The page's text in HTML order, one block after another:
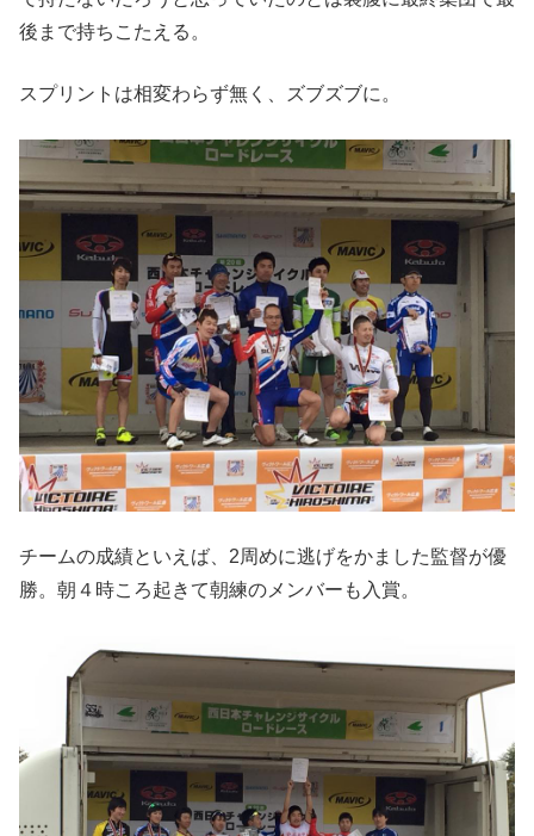
後まで持ちこたえる。
スプリントは相変わらず無く、ズブズブに。
チームの成績といえば、2周めに逃げをかました監督が優
勝。朝４時ころ起きて朝練のメンバーも入賞。